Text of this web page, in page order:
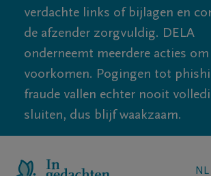
verdachte links of bijlagen en
de afzender zorgvuldig. DELA
onderneemt meerdere acties
voorkomen. Pogingen tot
fraude vallen echter nooit
sluiten, dus blijf waakzaam.
NL